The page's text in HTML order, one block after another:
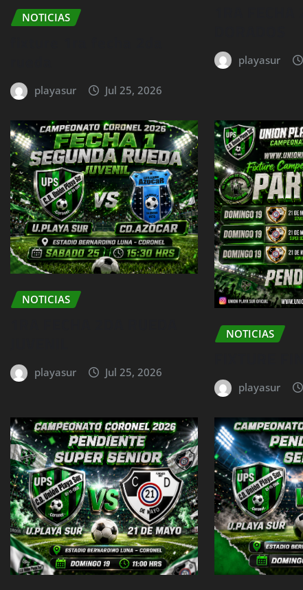
NOTICIAS
playasur Jul 25, 2026
playasur
NOTICIAS
playasur Jul 25, 2026
NOTICIAS
playasur